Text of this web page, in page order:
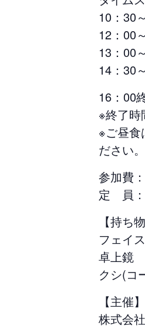
10：30
12：00
13：00
14：30
16：00
※終了時
※ご昼食
ださい。
参加費
定 員：
【持ち物
フェイ
卓上鏡
クシ(コ
【主催】
株式会